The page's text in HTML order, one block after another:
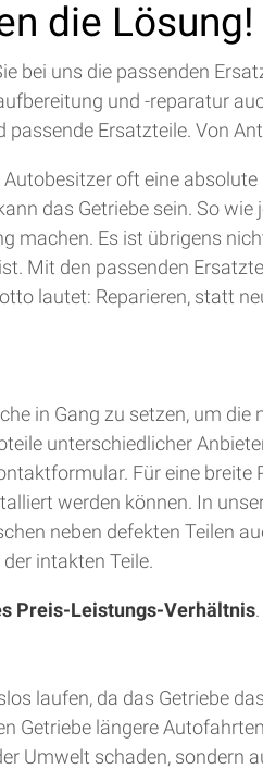
die Lösung!
bei uns die passenden
und -reparatur
passende Ersatzteile. Von
oft eine
das Getriebe sein. So
machen. Es ist übrigens
Mit den passenden
lautet: Reparieren, statt
in Gang zu setzen, um
unterschiedlicher
Für eine
werden können. In
neben defekten Teilen
intakten Teile.
Preis-Leistungs-Verhältnis
laufen, da das Getriebe
Getriebe längere
Umwelt schaden, sondern